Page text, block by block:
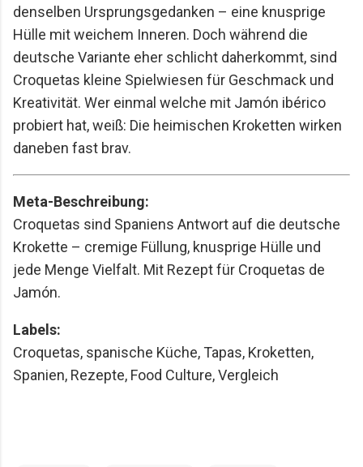
denselben Ursprungsgedanken – eine knusprige
Hülle mit weichem Inneren. Doch während die
deutsche Variante eher schlicht daherkommt, sind
Croquetas kleine Spielwiesen für Geschmack und
Kreativität. Wer einmal welche mit Jamón ibérico
probiert hat, weiß: Die heimischen Kroketten wirken
daneben fast brav.
Meta-Beschreibung:
Croquetas sind Spaniens Antwort auf die deutsche
Krokette – cremige Füllung, knusprige Hülle und
jede Menge Vielfalt. Mit Rezept für Croquetas de
Jamón.
Labels:
Croquetas, spanische Küche, Tapas, Kroketten,
Spanien, Rezepte, Food Culture, Vergleich